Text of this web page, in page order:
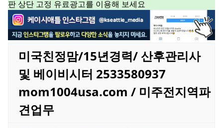
판 상단 고정 유료광고를 이용해 보세요
미국친정맘/15년경력/ 산후관리사
및 베이비시터 2533580937
mom1004usa.com / 미주전지역파
견업무